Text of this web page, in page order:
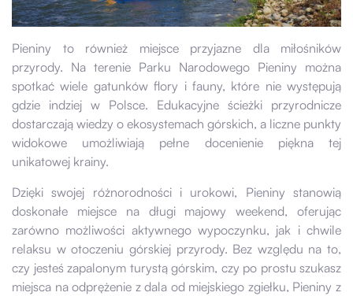
Pieniny to również miejsce przyjazne dla miłośników
przyrody. Na terenie Parku Narodowego Pieniny można
spotkać wiele gatunków flory i fauny, które nie występują
gdzie indziej w Polsce. Edukacyjne ścieżki przyrodnicze
dostarczają wiedzy o ekosystemach górskich, a liczne punkty
widokowe umożliwiają pełne docenienie piękna tej
unikatowej krainy.
Dzięki swojej różnorodności i urokowi, Pieniny stanowią
doskonałe miejsce na długi majowy weekend, oferując
zarówno możliwości aktywnego wypoczynku, jak i chwile
relaksu w otoczeniu górskiej przyrody. Bez względu na to,
czy jesteś zapalonym turystą górskim, czy po prostu szukasz
miejsca na odprężenie z dala od miejskiego zgiełku, Pieniny z